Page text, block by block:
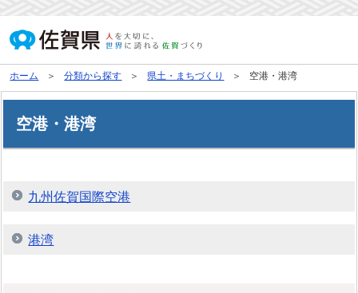
ホーム 分類から探す 県土・まちづくり 空港・港湾
空港・港湾
九州佐賀国際空港
港湾